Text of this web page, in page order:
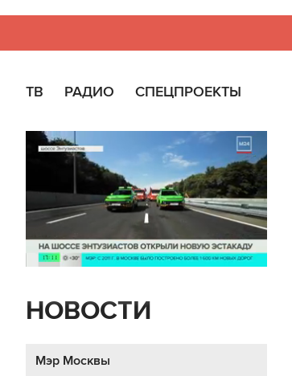
ТВ РАДИО СПЕЦПРОЕКТЫ
НОВОСТИ
Мэр Москвы